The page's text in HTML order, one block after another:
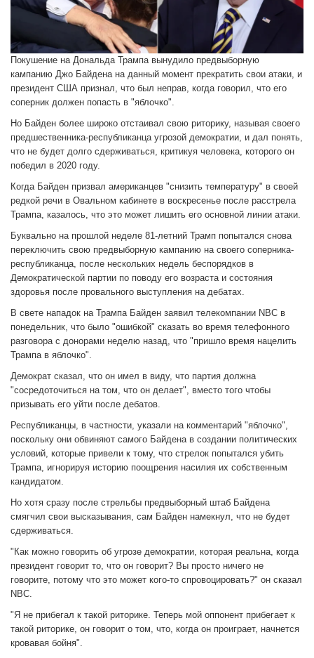
Покушение на Дональда Трампа вынудило предвыборную
кампанию Джо Байдена на данный момент прекратить свои атаки, и
президент США признал, что был неправ, когда говорил, что его
соперник должен попасть в "яблочко".
Но Байден более широко отстаивал свою риторику, называя своего
предшественника-республиканца угрозой демократии, и дал понять,
что не будет долго сдерживаться, критикуя человека, которого он
победил в 2020 году.
Когда Байден призвал американцев "снизить температуру" в своей
редкой речи в Овальном кабинете в воскресенье после расстрела
Трампа, казалось, что это может лишить его основной линии атаки.
Буквально на прошлой неделе 81-летний Трамп попытался снова
переключить свою предвыборную кампанию на своего соперника-
республиканца, после нескольких недель беспорядков в
Демократической партии по поводу его возраста и состояния
здоровья после провального выступления на дебатах.
В свете нападок на Трампа Байден заявил телекомпании NBC в
понедельник, что было "ошибкой" сказать во время телефонного
разговора с донорами неделю назад, что "пришло время нацелить
Трампа в яблочко".
Демократ сказал, что он имел в виду, что партия должна
"сосредоточиться на том, что он делает", вместо того чтобы
призывать его уйти после дебатов.
Республиканцы, в частности, указали на комментарий "яблочко",
поскольку они обвиняют самого Байдена в создании политических
условий, которые привели к тому, что стрелок попытался убить
Трампа, игнорируя историю поощрения насилия их собственным
кандидатом.
Но хотя сразу после стрельбы предвыборный штаб Байдена
смягчил свои высказывания, сам Байден намекнул, что не будет
сдерживаться.
"Как можно говорить об угрозе демократии, которая реальна, когда
президент говорит то, что он говорит? Вы просто ничего не
говорите, потому что это может кого-то спровоцировать?" он сказал
NBC.
"Я не прибегал к такой риторике. Теперь мой оппонент прибегает к
такой риторике, он говорит о том, что, когда он проиграет, начнется
кровавая бойня".